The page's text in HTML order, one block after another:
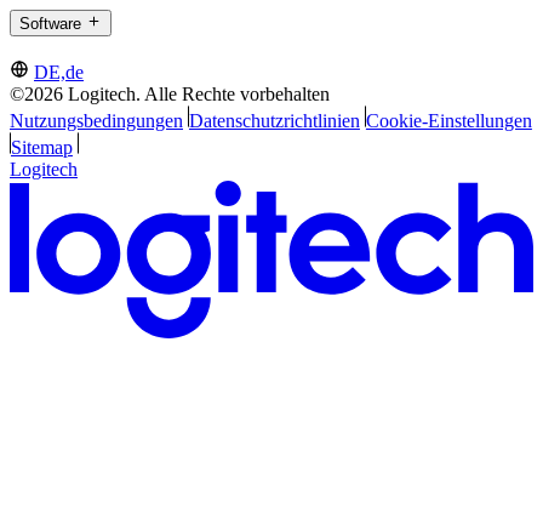
Software
DE,de
©2026 Logitech. Alle Rechte vorbehalten
Nutzungsbedingungen Datenschutzrichtlinien Cookie-Einstellungen
Sitemap
Logitech